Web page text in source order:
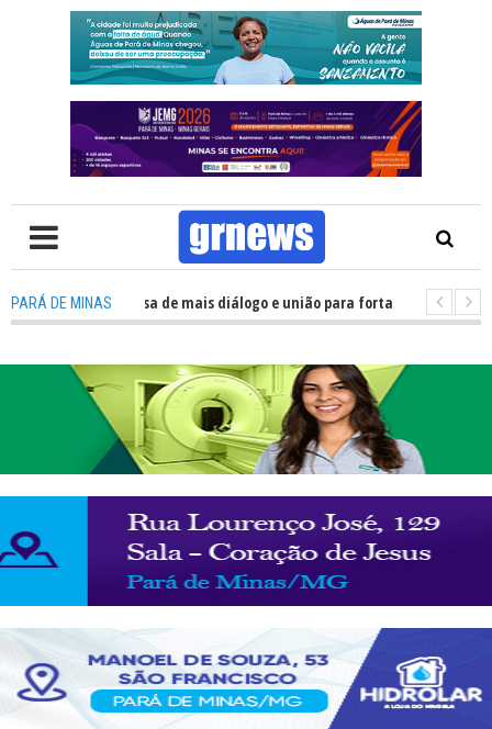
PARÁ DE MINAS
Política precisa de mais diálogo e união para fortalecer Minas e Pará